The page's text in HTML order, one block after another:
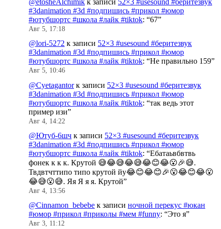
@etosheAlchimik к записи 52×3 #usesound #беритезвук
#3danimation #3d #подпишись #прикол #юмор
#ютубшортс #школа #лайк #tiktok: “67”
Авг 5, 17:18
@lori-5272 к записи 52×3 #usesound #беритезвук
#3danimation #3d #подпишись #прикол #юмор
#ютубшортс #школа #лайк #tiktok: “Не правильно 159”
Авг 5, 10:46
@Cyetagantorк записи 52×3 #usesound #беритезвук
#3danimation #3d #подпишись #прикол #юмор
#ютубшортс #школа #лайк #tiktok: “так ведь этот
пример изи”
Авг 4, 14:22
@Ютуб-6шч к записи 52×3 #usesound #беритезвук
#3danimation #3d #подпишись #прикол #юмор
#ютубшортс #школа #лайк #tiktok: “Ебатаьвбвтвь
фонек к к к. Крутой 😅😂😅😂😅😂😊😂😮🎉😅.
Твдвтчттипо типо крутой йу😂😊😂😊🎉😮😂😊😂😮
😂😅😮😅. Яя Я я я. Крутой”
Авг 4, 13:56
@Cinnamon_bebebe к записи ночной перекус #юкан
#юмор #прикол #приколы #мем #funny: “Это я”
Авг 3, 11:12